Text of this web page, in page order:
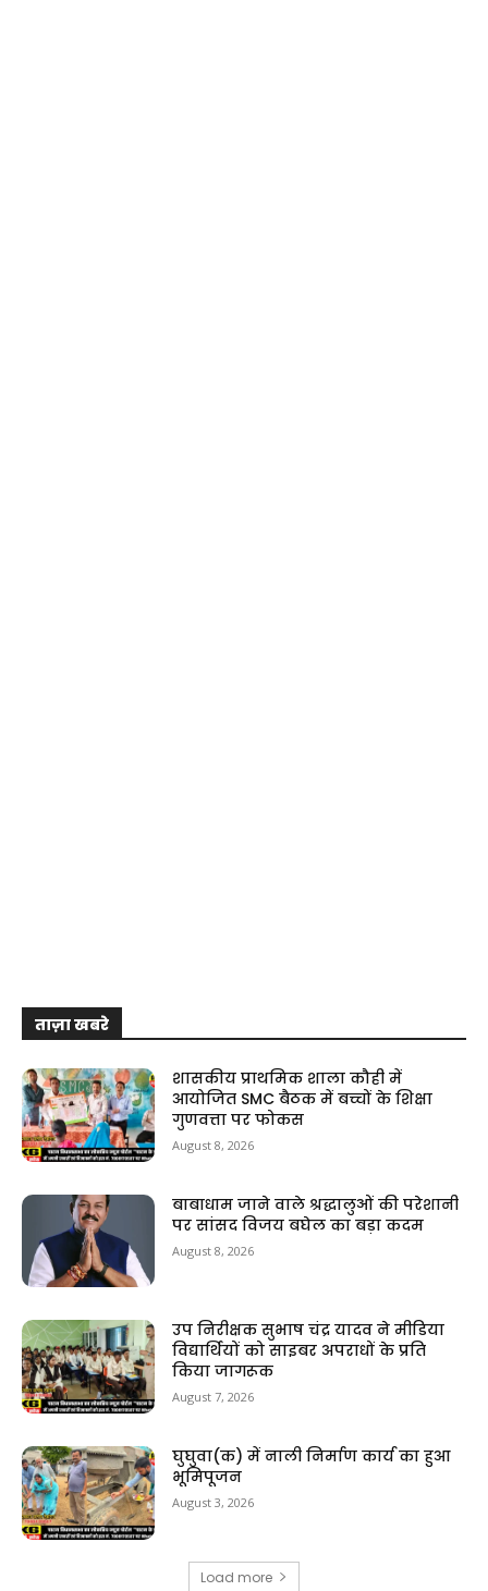
ताज़ा खबरे
शासकीय प्राथमिक शाला कौही में
आयोजित SMC बैठक में बच्चों के शिक्षा
गुणवत्ता पर फोकस
August 8, 2026
बाबाधाम जाने वाले श्रद्धालुओं की परेशानी
पर सांसद विजय बघेल का बड़ा कदम
August 8, 2026
उप निरीक्षक सुभाष चंद्र यादव ने मीडिया
विद्यार्थियों को साइबर अपराधों के प्रति
किया जागरूक
August 7, 2026
घुघुवा(क) में नाली निर्माण कार्य का हुआ
भूमिपूजन
August 3, 2026
Load more